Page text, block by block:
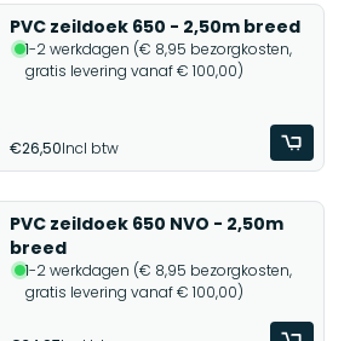
PVC zeildoek 650 - 2,50m breed
1-2 werkdagen (€ 8,95 bezorgkosten,
gratis levering vanaf € 100,00)
€26,50Incl btw
PVC zeildoek 650 NVO - 2,50m
breed
1-2 werkdagen (€ 8,95 bezorgkosten,
gratis levering vanaf € 100,00)